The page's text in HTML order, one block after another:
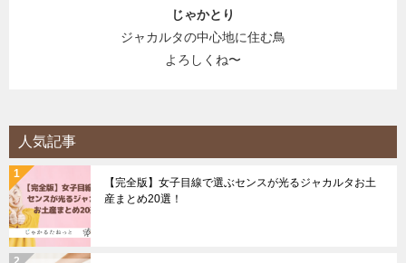
じゃかとり
ジャカルタの中心地に住む鳥
よろしくね〜
人気記事
【完全版】女子目線で選ぶセンスが光るジャカルタお土
産まとめ20選！